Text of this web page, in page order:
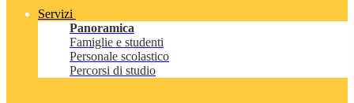
Servizi
Panoramica
Famiglie e studenti
Personale scolastico
Percorsi di studio